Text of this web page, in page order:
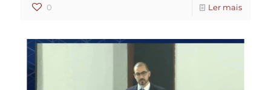
0 Ler mais